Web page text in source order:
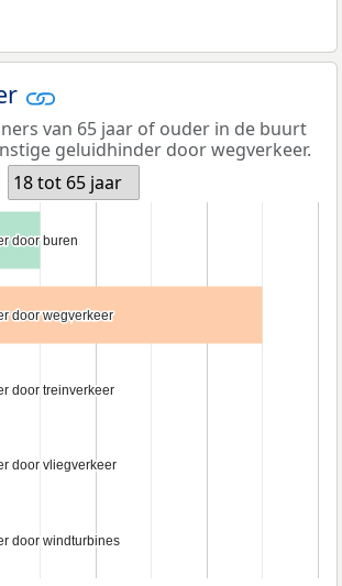
van 65 jaar of ouder in de buurt
geluidhinder door wegverkeer.
18 tot 65 jaar
door buren
door buren
door wegverkeer
door wegverkeer
door treinverkeer
door treinverkeer
door vliegverkeer
door vliegverkeer
door windturbines
door windturbines